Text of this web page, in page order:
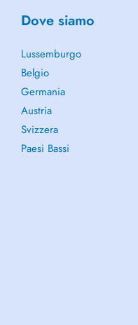
Dove siamo
Lussemburgo
Belgio
Germania
Austria
Svizzera
Paesi Bassi